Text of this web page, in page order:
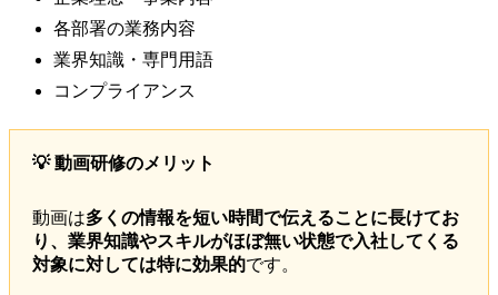
各部署の業務内容
業界知識・専門用語
コンプライアンス
💡 動画研修のメリット
動画は多くの情報を短い時間で伝えることに長けてお
り、業界知識やスキルがほぼ無い状態で入社してくる
対象に対しては特に効果的です。